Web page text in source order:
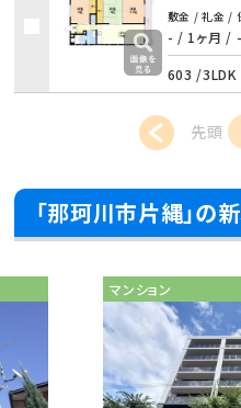
敷金 / 礼金 /
- / 1ヶ月 /
603 /3LDK
先頭
「那珂川市片縄」の
マンション